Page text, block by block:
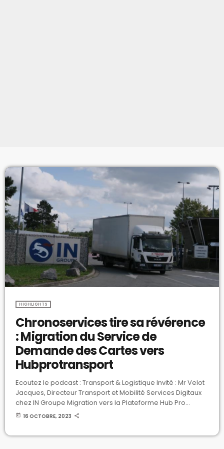
HIGHLIGHTS
Chronoservices tire sa révérence
: Migration du Service de
Demande des Cartes vers
Hubprotransport
Ecoutez le podcast : Transport & Logistique Invité : Mr Velot
Jacques, Directeur Transport et Mobilité Services Digitaux
chez IN Groupe Migration vers la Plateforme Hub Pro
Transport Dans le cadre de l'amélioration de ce service
today 16 OCTOBRE, 2023